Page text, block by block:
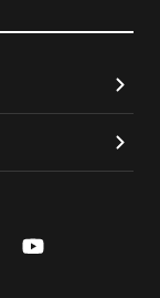
youtube